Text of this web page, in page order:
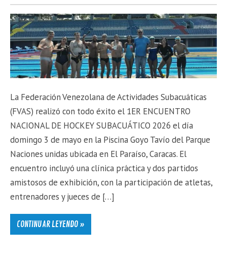
La Federación Venezolana de Actividades Subacuáticas
(FVAS) realizó con todo éxito el 1ER ENCUENTRO
NACIONAL DE HOCKEY SUBACUÁTICO 2026 el día
domingo 3 de mayo en la Piscina Goyo Tavío del Parque
Naciones unidas ubicada en El Paraíso, Caracas. El
encuentro incluyó una clínica práctica y dos partidos
amistosos de exhibición, con la participación de atletas,
entrenadores y jueces de […]
CONTINUAR LEYENDO »